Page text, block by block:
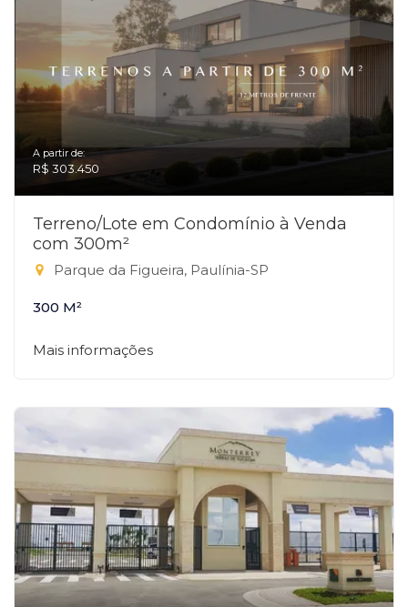
A partir de:
R$ 303.450
Terreno/Lote em Condomínio à Venda
com 300m²
Parque da Figueira, Paulínia-SP
300 M²
Mais informações